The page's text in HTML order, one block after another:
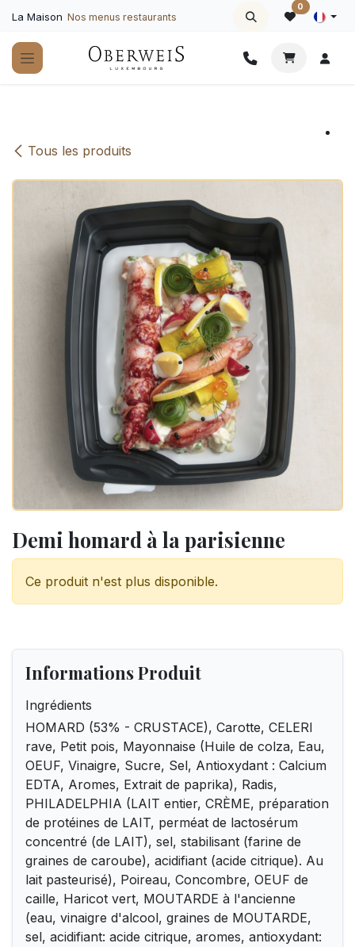
La Maison Nos menus restaurants
0
Tous les produits
Demi homard à la parisienne
Ce produit n'est plus disponible.
Informations Produit
Ingrédients
HOMARD (53% - CRUSTACE), Carotte, CELERI
rave, Petit pois, Mayonnaise (Huile de colza, Eau,
OEUF, Vinaigre, Sucre, Sel, Antioxydant : Calcium
EDTA, Aromes, Extrait de paprika), Radis,
PHILADELPHIA (LAIT entier, CRÈME, préparation
de protéines de LAIT, perméat de lactosérum
concentré (de LAIT), sel, stabilisant (farine de
graines de caroube), acidifiant (acide citrique). Au
lait pasteurisé), Poireau, Concombre, OEUF de
caille, Haricot vert, MOUTARDE à l'ancienne
(eau, vinaigre d'alcool, graines de MOUTARDE,
sel, acidifiant: acide citrique, aromes, antioxydant: